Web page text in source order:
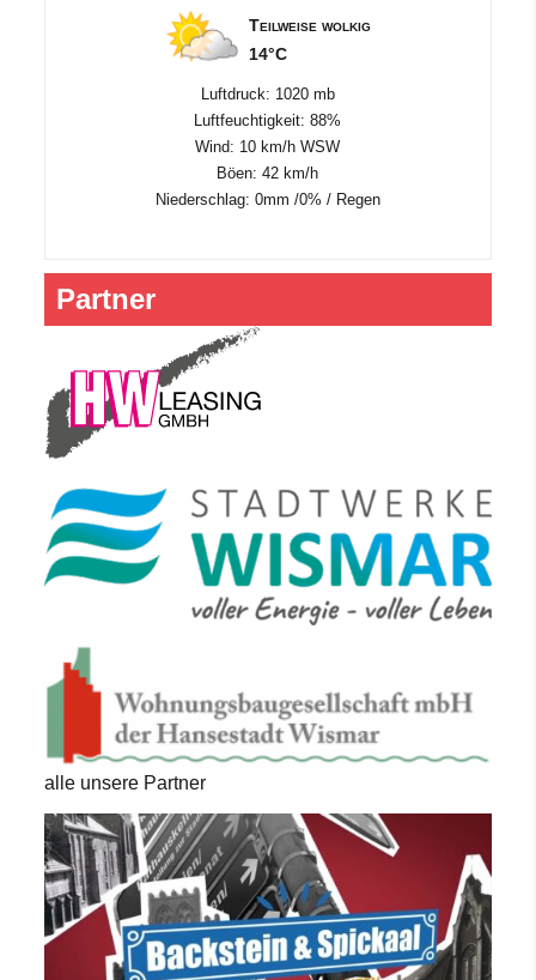
Teilweise wolkig
14°C
Luftdruck: 1020 mb
Luftfeuchtigkeit: 88%
Wind: 10 km/h WSW
Böen: 42 km/h
Niederschlag: 0mm /0% / Regen
Partner
alle unsere Partner